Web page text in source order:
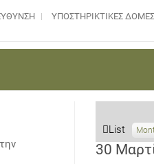
ΥΠΟΣΤΗΡΙΚΤΙΚΈΣ ΔΟΜΈΣ
V
i
List
30